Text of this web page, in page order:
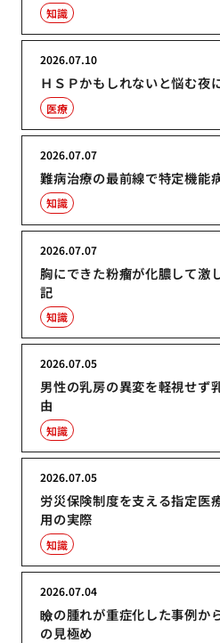
知識
ＨＳＰかもしれないと悩む夜
2026.07.10
医療
難病治療の最前線で特定機能
2026.07.07
知識
胸にできた粉瘤が化膿して激
記
2026.07.07
知識
男性の乳房の異変を軽視せず
由
2026.07.05
知識
労災保険制度を支える指定医
用の実際
2026.07.05
知識
瞼の腫れが重症化した事例か
の見極め
2026.07.04